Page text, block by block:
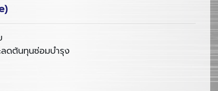
ดต้นทุนซ่อมบำรุง